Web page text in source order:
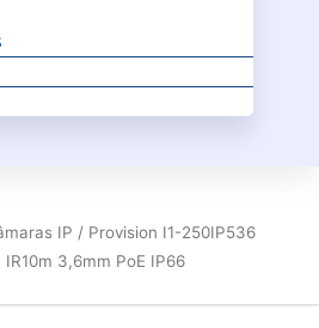
IP / Provision I1-250IP536
3,6mm PoE IP66